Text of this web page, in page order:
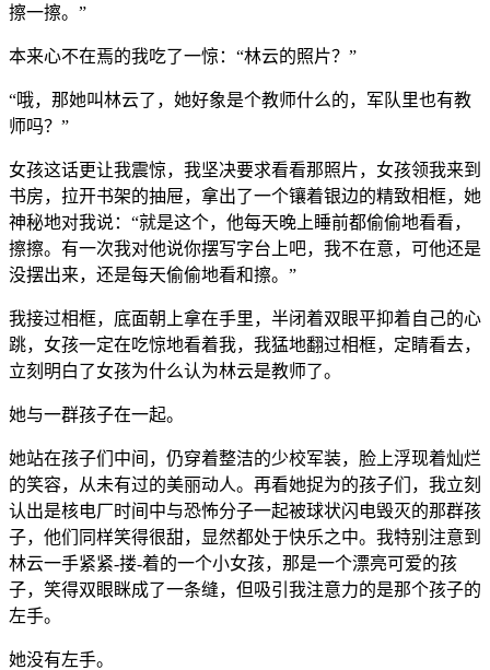
擦一擦。”
本来心不在焉的我吃了一惊：“林云的照片？”
“哦，那她叫林云了，她好象是个教师什么的，军队里也有教
师吗？”
女孩这话更让我震惊，我坚决要求看看那照片，女孩领我来到
书房，拉开书架的抽屉，拿出了一个镶着银边的精致相框，她
神秘地对我说：“就是这个，他每天晚上睡前都偷偷地看看，
擦擦。有一次我对他说你摆写字台上吧，我不在意，可他还是
没摆出来，还是每天偷偷地看和擦。”
我接过相框，底面朝上拿在手里，半闭着双眼平抑着自己的心
跳，女孩一定在吃惊地看着我，我猛地翻过相框，定睛看去，
立刻明白了女孩为什么认为林云是教师了。
她与一群孩子在一起。
她站在孩子们中间，仍穿着整洁的少校军装，脸上浮现着灿烂
的笑容，从未有过的美丽动人。再看她捉为的孩子们，我立刻
认出是核电厂时间中与恐怖分子一起被球状闪电毁灭的那群孩
子，他们同样笑得很甜，显然都处于快乐之中。我特别注意到
林云一手紧紧-搂-着的一个小女孩，那是一个漂亮可爱的孩
子，笑得双眼眯成了一条缝，但吸引我注意力的是那个孩子的
左手。
她没有左手。